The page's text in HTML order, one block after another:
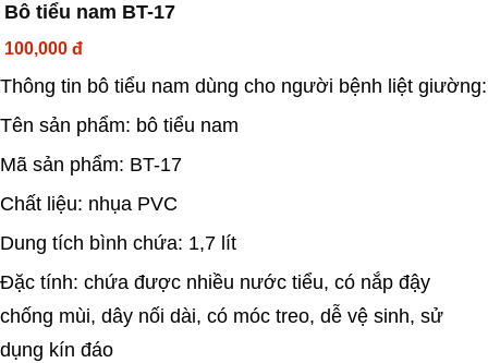
Bô tiểu nam BT-17
100,000 đ
Thông tin bô tiểu nam dùng cho người bệnh liệt giường:
Tên sản phẩm: bô tiểu nam
Mã sản phẩm: BT-17
Chất liệu: nhụa PVC
Dung tích bình chứa: 1,7 lít
Đặc tính: chứa được nhiều nước tiểu, có nắp đậy
chống mùi, dây nối dài, có móc treo, dễ vệ sinh, sử
dụng kín đáo